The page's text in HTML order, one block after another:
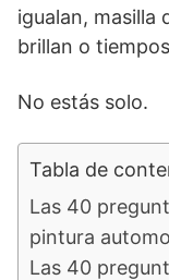
igualan, masilla
brillan o
No estás solo.
Tabla de
Las 40
pintura
Las 40